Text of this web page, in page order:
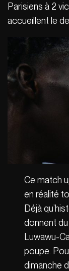
Parisiens à 2
accueillent le
Ce match
en réalité
Déjà
donnent
Luwawu-
poupe.
dimanche